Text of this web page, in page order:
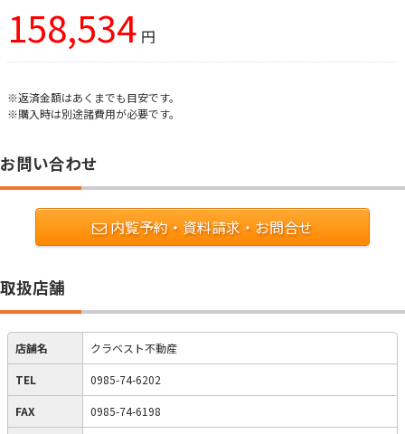
158,534 円
※返済金額はあくまでも目安です。
※購入時は別途諸費用が必要です。
お問い合わせ
内覧予約・資料請求・お問合せ
取扱店舗
店舗名 クラベスト不動産
TEL 0985-74-6202
FAX 0985-74-6198